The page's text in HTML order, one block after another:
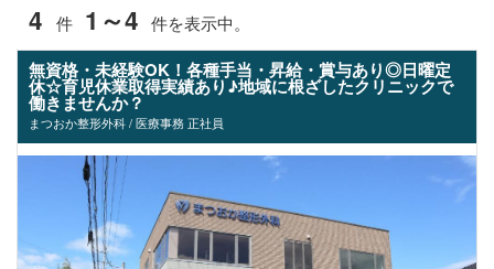
4 件 1～4 件を表示中。
無資格・未経験OK！各種手当・昇給・賞与あり◎日曜定
休☆育児休業取得実績あり♪地域に根ざしたクリニックで
働きませんか？
まつおか整形外科 / 医療事務 正社員